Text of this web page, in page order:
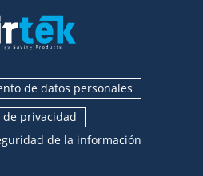
de datos personales
de privacidad
de la información